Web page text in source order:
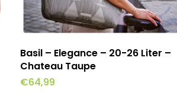
Toevoegen Aan Winkelwagen
Basil – Elegance – 20-26 Liter –
Chateau Taupe
€64,99